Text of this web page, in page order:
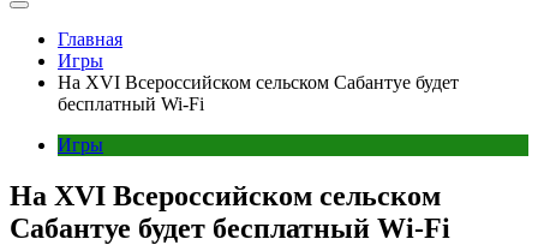
Главная
Игры
На XVI Всероссийском сельском Сабантуе будет
бесплатный Wi-Fi
Игры
На XVI Всероссийском сельском
Сабантуе будет бесплатный Wi-Fi